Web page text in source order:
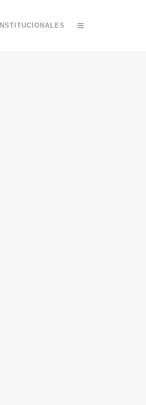
INSTITUCIONALES